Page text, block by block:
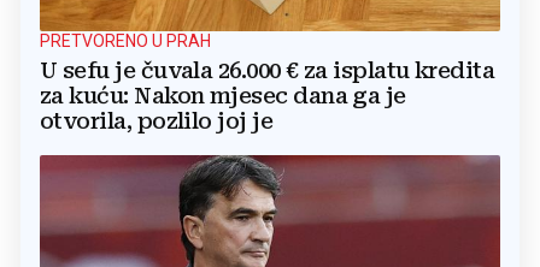
PRETVORENO U PRAH
U sefu je čuvala 26.000 € za isplatu kredita
za kuću: Nakon mjesec dana ga je
otvorila, pozlilo joj je